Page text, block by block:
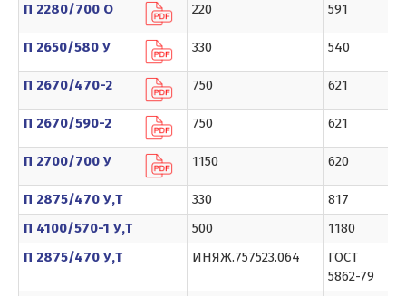
П 2280/700 О 220 591
П 2650/580 У 330 540
П 2670/470-2 750 621
П 2670/590-2 750 621
П 2700/700 У 1150 620
П 2875/470 У,Т 330 817
П 4100/570-1 У,Т
500 1180
П 2875/470 У,Т
ИНЯЖ.757523.064
ГОСТ
5862-79